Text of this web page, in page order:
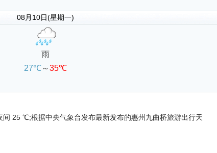
08月10日(星期一)
雨
27℃～35℃
25 ℃;根据中央气象台发布最新发布的惠州九曲桥旅游出行天